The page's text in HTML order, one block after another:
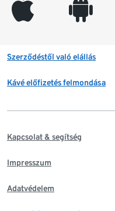
appleinc android
Szerződéstől való elállás
Kávé előfizetés felmondása
Kapcsolat & segítség
Impresszum
Adatvédelem